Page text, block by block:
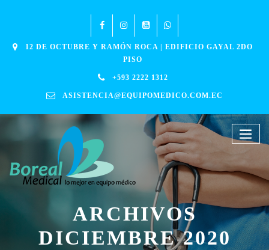
12 DE OCTUBRE Y RAMÓN ROCA | EDIFICIO GAYAL 2DO
PISO
+593 2222 1312
ASISTENCIA@EQUIPOMEDICO.COM.EC
ARCHIVOS
DICIEMBRE 2020